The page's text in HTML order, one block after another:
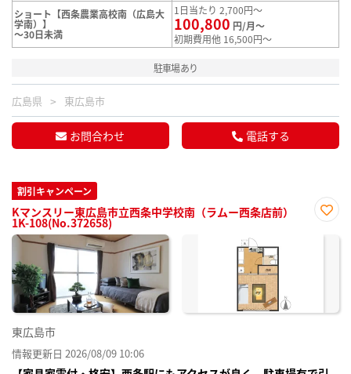
ショート【西条農業高校南（広島大
学南）】
～30日未満
1日当たり 2,700円～
100,800 円/月～
初期費用他 16,500円～
駐車場あり
広島県 東広島市
お問合わせ 電話する
割引キャンペーン
Kマンスリー東広島市立西条中学校南（ラムー西条店前）
1K-108(No.372658)
に入
東広島市
情報更新日 2026/08/09 10:06